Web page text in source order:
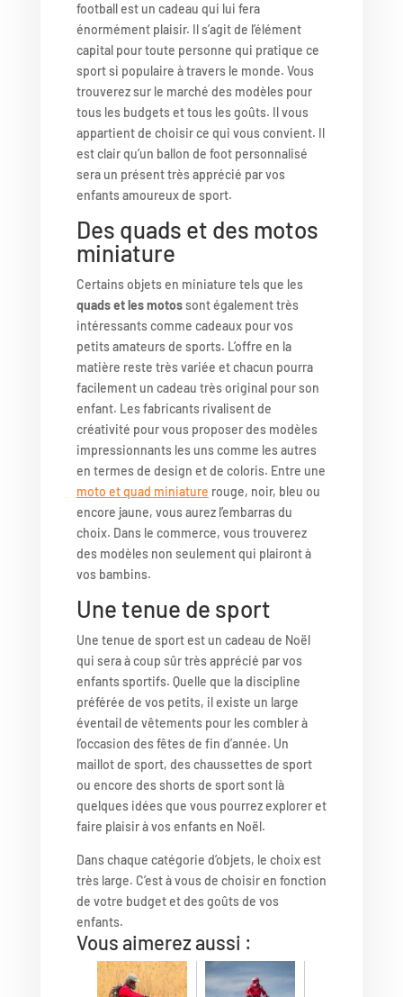
football est un cadeau qui lui fera
énormément plaisir. Il s’agit de l’élément
capital pour toute personne qui pratique ce
sport si populaire à travers le monde. Vous
trouverez sur le marché des modèles pour
tous les budgets et tous les goûts. Il vous
appartient de choisir ce qui vous convient. Il
est clair qu’un ballon de foot personnalisé
sera un présent très apprécié par vos
enfants amoureux de sport.
Des quads et des motos
miniature
Certains objets en miniature tels que les
quads et les motossont également très
intéressants comme cadeaux pour vos
petits amateurs de sports. L’offre en la
matière reste très variée et chacun pourra
facilement un cadeau très original pour son
enfant. Les fabricants rivalisent de
créativité pour vous proposer des modèles
impressionnants les uns comme les autres
en termes de design et de coloris. Entre une
moto et quad miniature rouge, noir, bleu ou
encore jaune, vous aurez l’embarras du
choix. Dans le commerce, vous trouverez
des modèles non seulement qui plairont à
vos bambins.
Une tenue de sport
Une tenue de sport est un cadeau de Noël
qui sera à coup sûr très apprécié par vos
enfants sportifs. Quelle que la discipline
préférée de vos petits, il existe un large
éventail de vêtements pour les combler à
l’occasion des fêtes de fin d’année. Un
maillot de sport, des chaussettes de sport
ou encore des shorts de sport sont là
quelques idées que vous pourrez explorer et
faire plaisir à vos enfants en Noël.
Dans chaque catégorie d’objets, le choix est
très large. C’est à vous de choisir en fonction
de votre budget et des goûts de vos
enfants.
Vous aimerez aussi :